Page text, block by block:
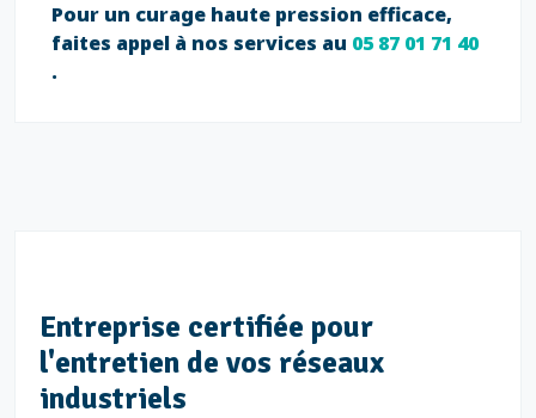
Pour un curage haute pression efficace,
faites appel à nos services au 05 87 01 71 40
.
Entreprise certifiée pour
l'entretien de vos réseaux
industriels